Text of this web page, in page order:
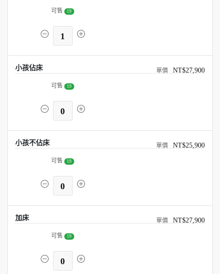
可售 19
1
小孩佔床 NT$27,900
可售 19
0
小孩不佔床 NT$25,900
可售 19
0
加床 NT$27,900
可售 19
0